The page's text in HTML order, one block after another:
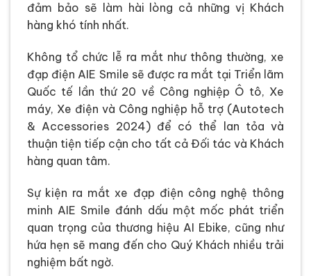
đảm bảo sẽ làm hài lòng cả những vị Khách
hàng khó tính nhất.
Không tổ chức lễ ra mắt như thông thường, xe
đạp điện AIE Smile sẽ được ra mắt tại Triển lãm
Quốc tế lần thứ 20 về Công nghiệp Ô tô, Xe
máy, Xe điện và Công nghiệp hỗ trợ (Autotech
& Accessories 2024) để có thể lan tỏa và
thuận tiện tiếp cận cho tất cả Đối tác và Khách
hàng quan tâm.
Sự kiện ra mắt xe đạp điện công nghệ thông
minh AIE Smile đánh dấu một mốc phát triển
quan trọng của thương hiệu AI Ebike, cũng như
hứa hẹn sẽ mang đến cho Quý Khách nhiều trải
nghiệm bất ngờ.